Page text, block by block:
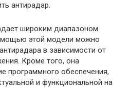
антирадар.
широким диапазоном
этой модели можно
в зависимости от
Кроме того, она
программного обеспечения,
и функциональной на